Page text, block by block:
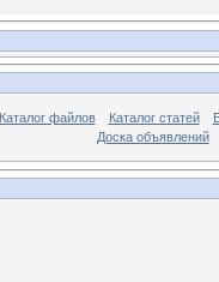
Каталог файлов Каталог статей
Доска объявлений